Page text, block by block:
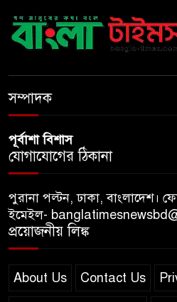
মৃত্যু
মাকে
সম্পাদক
পূর্বাশা বিশাস
যোগাযোগের ঠিকানা
পুরানা পল্টন, ঢাকা,
ইমেইল-
প্রয়োজনীয় লিঙ্ক
About Us Contact Us